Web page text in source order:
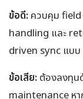
ข้อดี: ควบคุม
handling และ
driven sync แบ
ข้อเสีย: ต้องลงทุน
maintenance หา